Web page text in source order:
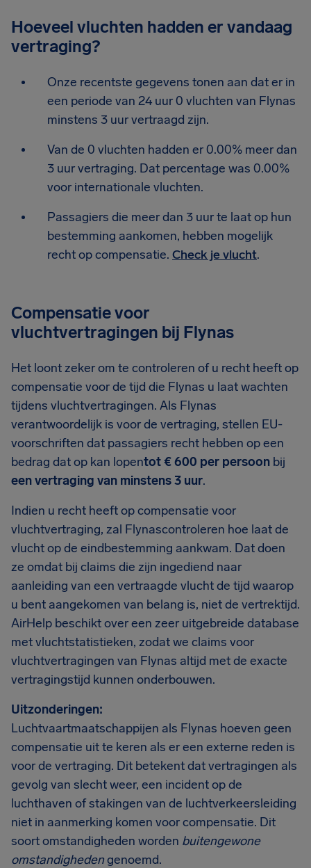
Hoeveel vluchten hadden er vandaag
vertraging?
Onze recentste gegevens tonen aan dat er in
een periode van 24 uur 0 vluchten van Flynas
minstens 3 uur vertraagd zijn.
Van de 0 vluchten hadden er 0.00% meer dan
3 uur vertraging. Dat percentage was 0.00%
voor internationale vluchten.
Passagiers die meer dan 3 uur te laat op hun
bestemming aankomen, hebben mogelijk
recht op compensatie. Check je vlucht.
Compensatie voor
vluchtvertragingen bij Flynas
Het loont zeker om te controleren of u recht heeft op
compensatie voor de tijd die Flynas u laat wachten
tijdens vluchtvertragingen. Als Flynas
verantwoordelijk is voor de vertraging, stellen EU-
voorschriften dat passagiers recht hebben op een
bedrag dat op kan lopentot € 600 per persoon bij
een vertraging van minstens 3 uur.
Indien u recht heeft op compensatie voor
vluchtvertraging, zal Flynascontroleren hoe laat de
vlucht op de eindbestemming aankwam. Dat doen
ze omdat bij claims die zijn ingediend naar
aanleiding van een vertraagde vlucht de tijd waarop
u bent aangekomen van belang is, niet de vertrektijd.
AirHelp beschikt over een zeer uitgebreide database
met vluchtstatistieken, zodat we claims voor
vluchtvertragingen van Flynas altijd met de exacte
vertragingstijd kunnen onderbouwen.
Uitzonderingen:
Luchtvaartmaatschappijen als Flynas hoeven geen
compensatie uit te keren als er een externe reden is
voor de vertraging. Dit betekent dat vertragingen als
gevolg van slecht weer, een incident op de
luchthaven of stakingen van de luchtverkeersleiding
niet in aanmerking komen voor compensatie. Dit
soort omstandigheden worden buitengewone
omstandighedengenoemd.